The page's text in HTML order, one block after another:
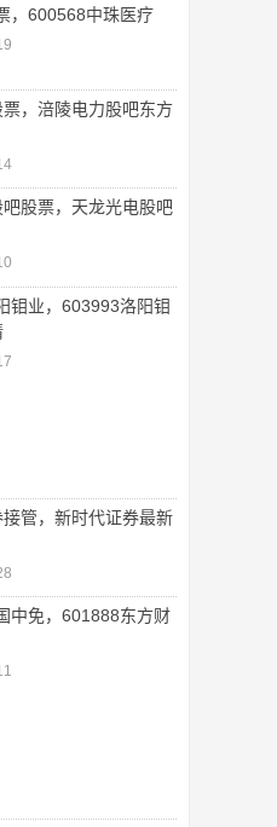
，600568中珠医疗
，涪陵电力股吧东方
股票，天龙光电股吧
钼业，603993洛阳钼
管，新时代证券最新
中免，601888东方财